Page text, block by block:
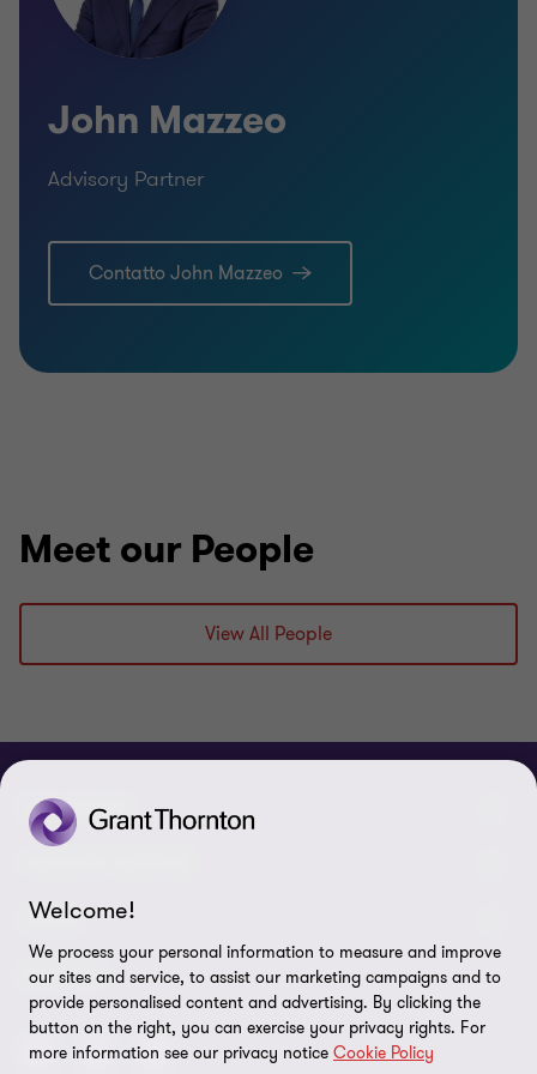
UK Chartered Accountant
John Mazzeo
Advisory Partner
Contatto John Mazzeo
Meet our People
View All People
CHI SIAMO
Chi Siamo
Contattaci
Lavora con noi
I nostri servizi di assurance
I nostri servizi di advisory
I nostri servizi IT & Cloud
LEGAL
Privacy policy
Cookie policy
SEGUICI
Welcome!
We process your personal information to measure and improve
our sites and service, to assist our marketing campaigns and to
provide personalised content and advertising. By clicking the
button on the right, you can exercise your privacy rights. For
more information see our privacy notice Cookie Policy